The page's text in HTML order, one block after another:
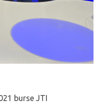
burse JTI